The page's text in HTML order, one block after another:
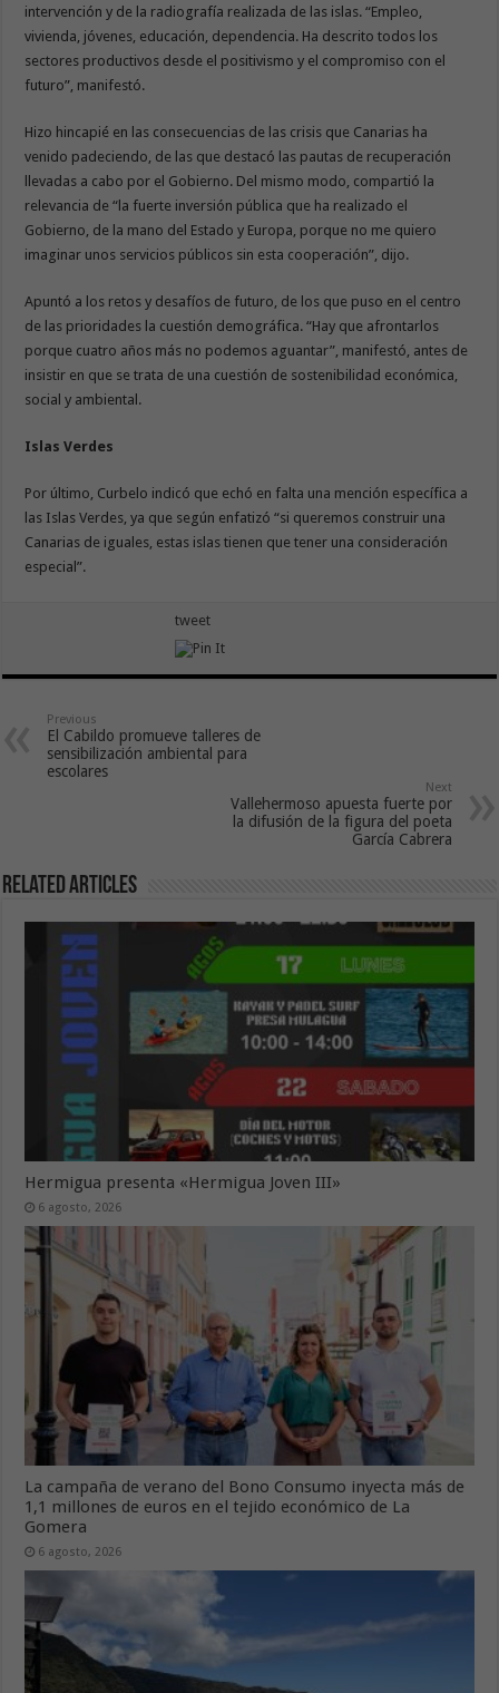
intervención y de la radiografía realizada de las islas. “Empleo,
vivienda, jóvenes, educación, dependencia. Ha descrito todos los
sectores productivos desde el positivismo y el compromiso con el
futuro”, manifestó.
Hizo hincapié en las consecuencias de las crisis que Canarias ha
venido padeciendo, de las que destacó las pautas de recuperación
llevadas a cabo por el Gobierno. Del mismo modo, compartió la
relevancia de “la fuerte inversión pública que ha realizado el
Gobierno, de la mano del Estado y Europa, porque no me quiero
imaginar unos servicios públicos sin esta cooperación”, dijo.
Apuntó a los retos y desafíos de futuro, de los que puso en el centro
de las prioridades la cuestión demográfica. “Hay que afrontarlos
porque cuatro años más no podemos aguantar”, manifestó, antes de
insistir en que se trata de una cuestión de sostenibilidad económica,
social y ambiental.
Islas Verdes
Por último, Curbelo indicó que echó en falta una mención específica a
las Islas Verdes, ya que según enfatizó “si queremos construir una
Canarias de iguales, estas islas tienen que tener una consideración
especial”.
tweet
Previous
El Cabildo promueve talleres de
sensibilización ambiental para
escolares
Next
Vallehermoso apuesta fuerte por
la difusión de la figura del poeta
García Cabrera
Related Articles
Hermigua presenta «Hermigua Joven III»
6 agosto, 2026
La campaña de verano del Bono Consumo inyecta más de
1,1 millones de euros en el tejido económico de La
Gomera
6 agosto, 2026